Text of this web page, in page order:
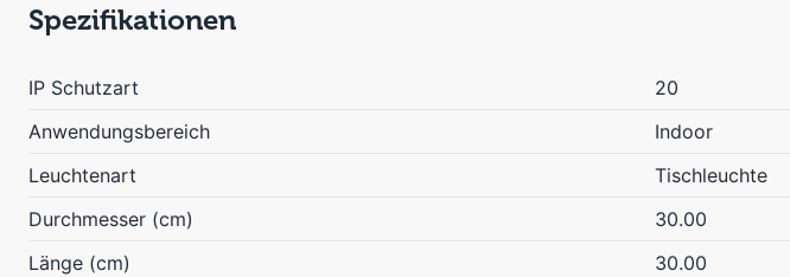
Spezifikationen
IP Schutzart
20
Anwendungsbereich
Indoor
Leuchtenart
Tischleuchte
Durchmesser (cm)
30.00
Länge (cm)
30.00